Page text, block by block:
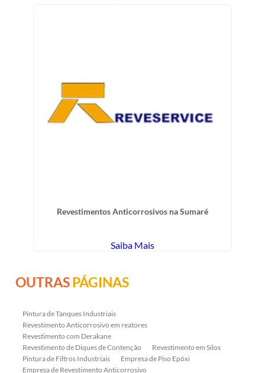
Revestimentos Anticorrosivos na Sumaré
Saiba Mais
OUTRASPÁGINAS
Pintura de Tanques Industriais
Revestimento Anticorrosivo em reatores
Revestimento com Derakane
Revestimento de Diques de Contenção
Revestimento em Silos
Pintura de Filtros Industriais
Empresa de Piso Epóxi
Empresa de Revestimento Anticorrosivo